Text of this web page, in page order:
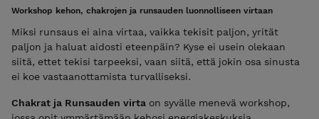
Workshop kehon, chakrojen ja runsauden luonnolliseen virtaan
Miksi runsaus ei aina virtaa, vaikka tekisit paljon, yrität
paljon ja haluat aidosti eteenpäin? Kyse ei usein olekaan
siitä, ettet tekisi tarpeeksi, vaan siitä, että jokin osa sinusta
ei koe vastaanottamista turvalliseksi.
Chakrat ja Runsauden virta on syvälle menevä workshop,